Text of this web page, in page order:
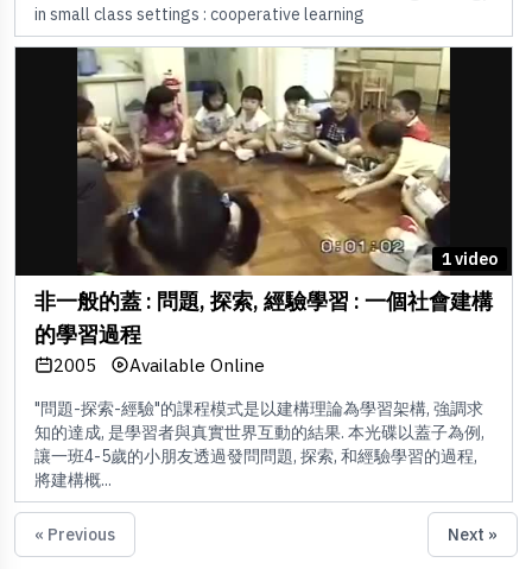
in small class settings : cooperative learning
1 video
非一般的蓋 : 問題, 探索, 經驗學習 : 一個社會建構
的學習過程
2005 Available Online
"問題-探索-經驗"的課程模式是以建構理論為學習架構, 強調求
知的達成, 是學習者與真實世界互動的結果. 本光碟以蓋子為例,
讓一班4-5歲的小朋友透過發問問題, 探索, 和經驗學習的過程,
將建構概...
« Previous Next »